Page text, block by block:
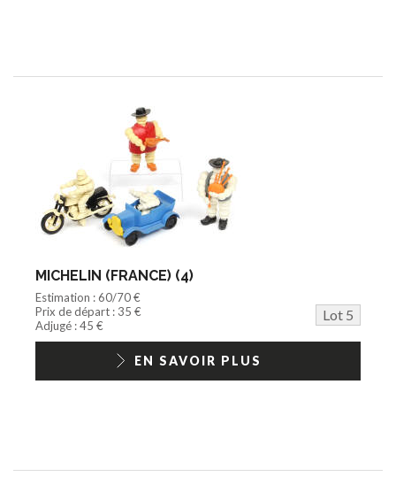
MICHELIN (FRANCE) (4)
Estimation : 60/70 €
Prix de départ : 35 €
Lot 5
Adjugé : 45 €
EN SAVOIR PLUS